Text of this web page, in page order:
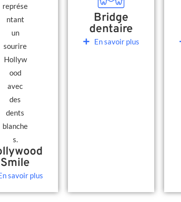
Smile
savoir plus
Bridge
dentaire
En savoir plus